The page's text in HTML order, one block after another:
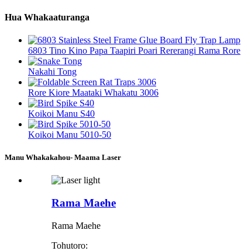
Hua Whakaaturanga
6803 Tino Kino Papa Taapiri Poari Rererangi Rama Rore
Nakahi Tong
Rore Kiore Maataki Whakatu 3006
Koikoi Manu S40
Koikoi Manu 5010-50
Manu Whakakahou- Maama Laser
Rama Maehe
Rama Maehe
Tohutoro: